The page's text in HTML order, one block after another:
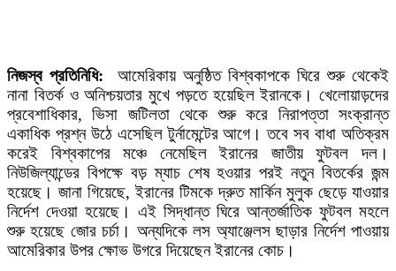
নিজস্ব প্রতিনিধি:
আমেরিকায় অনুষ্ঠিত বিশ্বকাপকে ঘিরে শুরু থেকেই
নানা বিতর্ক ও অনিশ্চয়তার মুখে পড়তে হয়েছিল ইরানকে। খেলোয়াড়দের
প্রবেশাধিকার, ভিসা জটিলতা থেকে শুরু করে নিরাপত্তা সংক্রান্ত
একাধিক প্রশ্ন উঠে এসেছিল টুর্নামেন্টের আগে। তবে সব বাধা অতিক্রম
করেই বিশ্বকাপের মঞ্চে নেমেছিল ইরানের জাতীয় ফুটবল দল।
নিউজিল্যান্ডের বিপক্ষে বড় ম্যাচ শেষ হওয়ার পরই নতুন বিতর্কের জন্ম
হয়েছে। জানা গিয়েছে, ইরানের টিমকে দ্রুত মার্কিন মুলুক ছেড়ে যাওয়ার
নির্দেশ দেওয়া হয়েছে। এই সিদ্ধান্ত ঘিরে আন্তর্জাতিক ফুটবল মহলে
শুরু হয়েছে জোর চর্চা। অন্যদিকে লস অ্যাঞ্জেলস ছাড়ার নির্দেশ পাওয়ায়
আমেরিকার উপর ক্ষোভ উগরে দিয়েছেন ইরানের কোচ।